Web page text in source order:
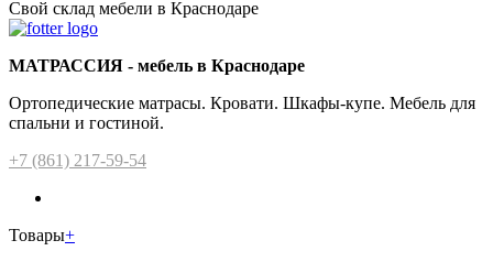
Свой склад мебели в Краснодаре
МАТРАССИЯ - мебель в Краснодаре
Ортопедические матрасы. Кровати. Шкафы-купе. Мебель для
спальни и гостиной.
+7 (861) 217-59-54
Товары+